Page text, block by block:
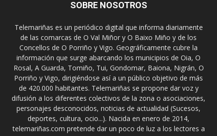
SOBRE NOSOTROS
Telemariñas es un periódico digital que informa diariamente
de las comarcas de O Val Miñor y O Baixo Miño y de los
Concellos de O Porriño y Vigo. Geográficamente cubre la
información que surge abarcando los municipios de Oia, O
Rosal, A Guarda, Tomiño, Tui, Gondomar, Baiona, Nigrán, O
Porriño y Vigo, dirigiéndose así a un público objetivo de más
de 420.000 habitantes. Telemariñas se propone dar voz y
difusión a los diferentes colectivos de la zona o asociaciones,
personajes desconocidos, noticias de actualidad (Sucesos,
deportes, cultura, ocio...). Nacida en enero de 2014,
telemariñas.com pretende dar un poco de luz a los lectores a